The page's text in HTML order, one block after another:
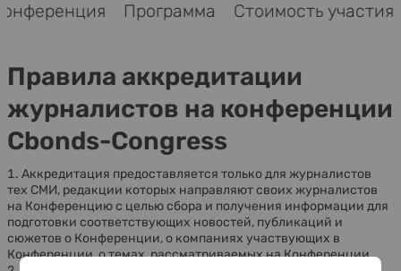
Программа Стоимость участия
Правила аккредитации
журналистов на конференции
Cbonds-Congress
Аккредитация предоставляется только для журналистов
тех СМИ, редакции которых направляют своих журналистов
на Конференцию с целью сбора и получения информации для
подготовки соответствующих новостей, публикаций и
сюжетов о Конференции, о компаниях участвующих в
Конференции, о темах, рассматриваемых на Конференции.